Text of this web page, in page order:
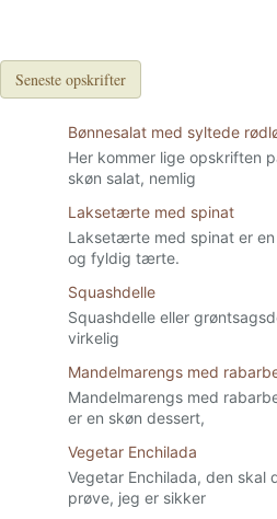
Seneste opskrifter
Bønnesalat med syltede
Her kommer lige opskriften
skøn salat, nemlig
Laksetærte med spinat
Laksetærte med spinat er
og fyldig tærte.
Squashdelle
Squashdelle eller
virkelig
Mandelmarengs med
Mandelmarengs med
er en skøn dessert,
Vegetar Enchilada
Vegetar Enchilada, den skal
prøve, jeg er sikker